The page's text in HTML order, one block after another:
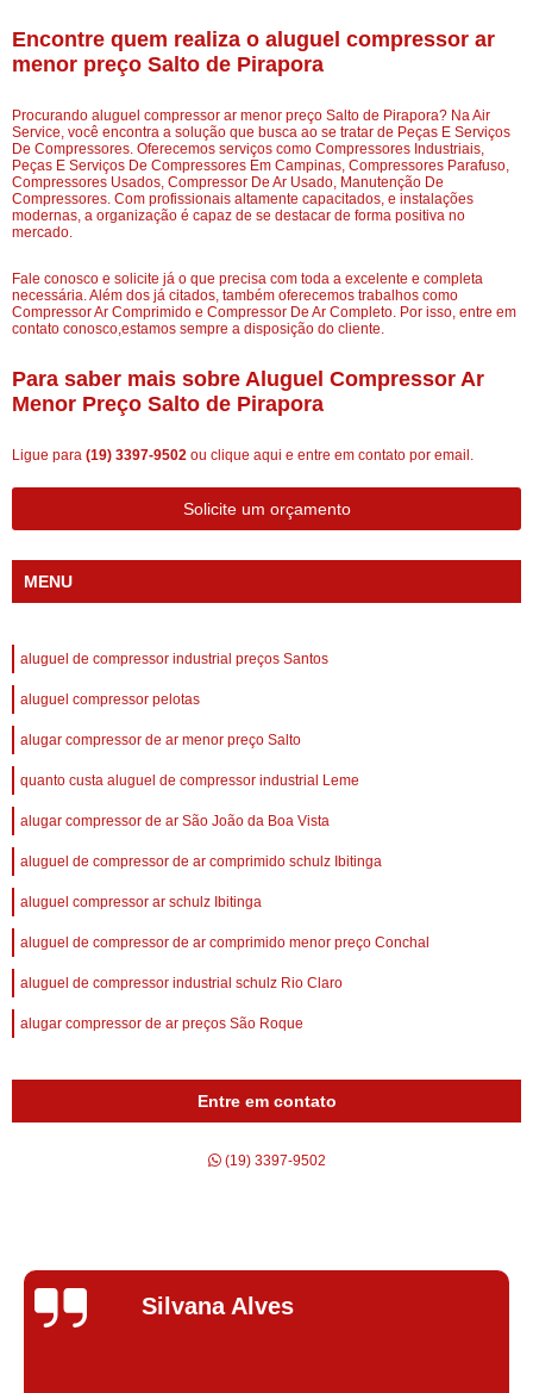
Encontre quem realiza o aluguel compressor ar
menor preço Salto de Pirapora
Procurando aluguel compressor ar menor preço Salto de Pirapora? Na Air
Service, você encontra a solução que busca ao se tratar de Peças E Serviços
De Compressores. Oferecemos serviços como Compressores Industriais,
Peças E Serviços De Compressores Em Campinas, Compressores Parafuso,
Compressores Usados, Compressor De Ar Usado, Manutenção De
Compressores. Com profissionais altamente capacitados, e instalações
modernas, a organização é capaz de se destacar de forma positiva no
mercado.
Fale conosco e solicite já o que precisa com toda a excelente e completa
necessária. Além dos já citados, também oferecemos trabalhos como
Compressor Ar Comprimido e Compressor De Ar Completo. Por isso, entre em
contato conosco,estamos sempre a disposição do cliente.
Para saber mais sobre Aluguel Compressor Ar
Menor Preço Salto de Pirapora
Ligue para (19) 3397-9502 ou clique aqui e entre em contato por email.
Solicite um orçamento
MENU
aluguel de compressor industrial preços Santos
aluguel compressor pelotas
alugar compressor de ar menor preço Salto
quanto custa aluguel de compressor industrial Leme
alugar compressor de ar São João da Boa Vista
aluguel de compressor de ar comprimido schulz Ibitinga
aluguel compressor ar schulz Ibitinga
aluguel de compressor de ar comprimido menor preço Conchal
aluguel de compressor industrial schulz Rio Claro
alugar compressor de ar preços São Roque
Entre em contato
(19) 3397-9502
Silvana Alves